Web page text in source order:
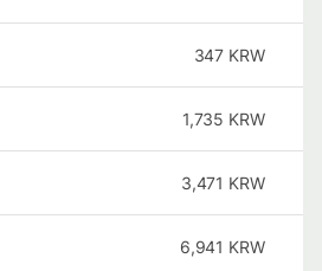
347 KRW
1,735 KRW
3,471 KRW
6,941 KRW